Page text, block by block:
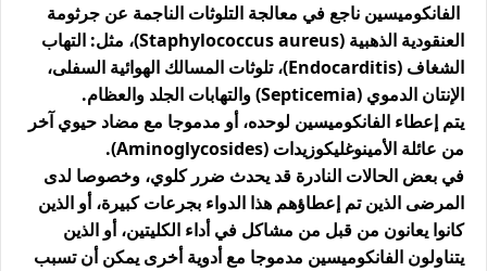
الفانكوميسين ناجع في معالجة التلوثات الناجمة عن جرثومة
العنقودية الذهبية (Staphylococcus aureus)، مثل: التهاب
الشغاف (Endocarditis)، تلوثات المسالك الهوائية السفلى،
الإنتان الدموي (Septicemia) والتهابات الجلد والعظام.
يتم إعطاء الفانكوميسين لوحده، أو مدموجا مع مضاد حيوي آخر
من عائلة الأمينوغليكوزيدات (Aminoglycosides).
في بعض الحالات النادرة قد يحدث ضرر كلوي، وخصوصا لدى
المرضى الذين تم إعطاؤهم هذا الدواء بجرعات كبيرة، أو الذين
كانوا يعانون من قبل من مشاكل في أداء الكليتين، أو الذين
يتناولون الفانكوميسين مدموجا مع أدوية أخرى يمكن أن تسبب